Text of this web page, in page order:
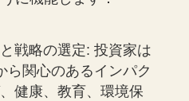
戦略の選定: 投資家は
ら関心のあるインパク
健康、教育、環境保